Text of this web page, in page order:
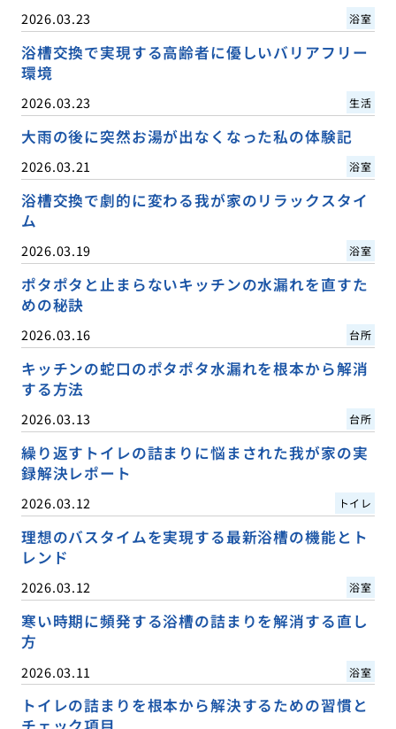
2026.03.23 浴室
浴槽交換で実現する高齢者に優しいバリアフリー
環境
2026.03.23 生活
大雨の後に突然お湯が出なくなった私の体験記
2026.03.21 浴室
浴槽交換で劇的に変わる我が家のリラックスタイ
ム
2026.03.19 浴室
ポタポタと止まらないキッチンの水漏れを直すた
めの秘訣
2026.03.16 台所
キッチンの蛇口のポタポタ水漏れを根本から解消
する方法
2026.03.13 台所
繰り返すトイレの詰まりに悩まされた我が家の実
録解決レポート
2026.03.12 トイレ
理想のバスタイムを実現する最新浴槽の機能とト
レンド
2026.03.12 浴室
寒い時期に頻発する浴槽の詰まりを解消する直し
方
2026.03.11 浴室
トイレの詰まりを根本から解決するための習慣と